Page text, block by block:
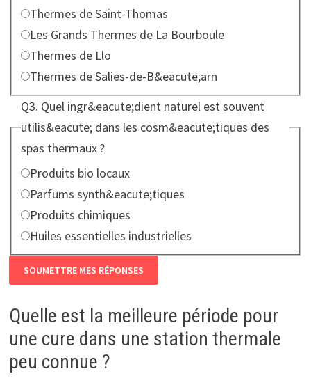
Choisissez une r&eacute;ponse parmi les 4 propositions
Thermes de Saint-Thomas
Les Grands Thermes de La Bourboule
Thermes de Llo
Thermes de Salies-de-B&eacute;arn
Q3. Quel ingr&eacute;dient naturel est souvent
utilis&eacute; dans les cosm&eacute;tiques des
spas thermaux ?
Choisissez une r&eacute;ponse parmi les 4 propositions
Produits bio locaux
Parfums synth&eacute;tiques
Produits chimiques
Huiles essentielles industrielles
SOUMETTRE MES RÉPONSES
Quelle est la meilleure période pour
une cure dans une station thermale
peu connue ?